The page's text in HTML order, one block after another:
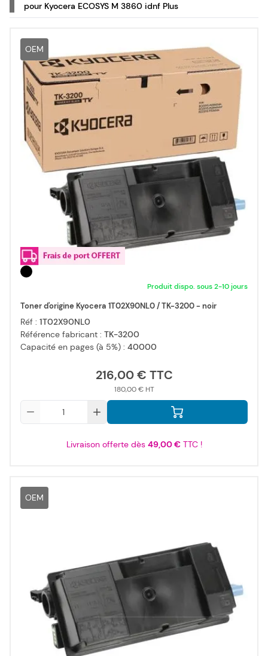
pour Kyocera ECOSYS M 3860 idnf Plus
OEM
Produit dispo. sous 2-10 jours
Toner d'origine Kyocera 1T02X90NL0 / TK-3200 - noir
Réf : 1T02X90NL0
Référence fabricant : TK-3200
Capacité en pages (à 5%) : 40000
216,00 €
180,00 €
Livraison offerte dès 49,00 €TTC !
OEM